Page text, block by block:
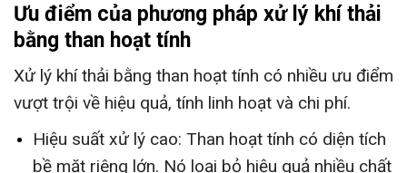
Ưu điểm của phương pháp xử lý khí thải
bằng than hoạt tính
Xử lý khí thải bằng than hoạt tính có nhiều ưu điểm
vượt trội về hiệu quả, tính linh hoạt và chi phí.
Hiệu suất xử lý cao: Than hoạt tính có diện tích
bề mặt riêng lớn. Nó loại bỏ hiệu quả nhiều chất